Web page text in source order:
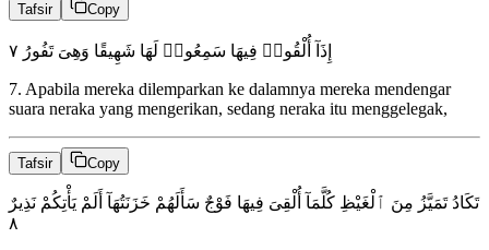
Tafsir Copy
إِذَآ أُلْقُوا۟ فِيهَا سَمِعُوا۟ لَهَا شَهِيقًا وَهِىَ تَفُورُ ٧
7. Apabila mereka dilemparkan ke dalamnya mereka mendengar
suara neraka yang mengerikan, sedang neraka itu menggelegak,
Tafsir Copy
تَكَادُ تَمَيَّزُ مِنَ ٱلْغَيْظِ كُلَّمَآ أُلْقِىَ فِيهَا فَوْجٌ سَأَلَهُمْ خَزَنَتُهَآ أَلَمْ يَأْتِكُمْ نَذِيرٌ
٨